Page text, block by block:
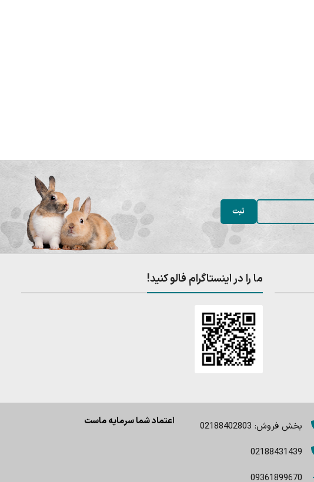
ما را در اینستاگرام فالو کنید!
بخش فروش: 02188402803
02188431439
09361899670
اعتماد شما سرمایه ماست